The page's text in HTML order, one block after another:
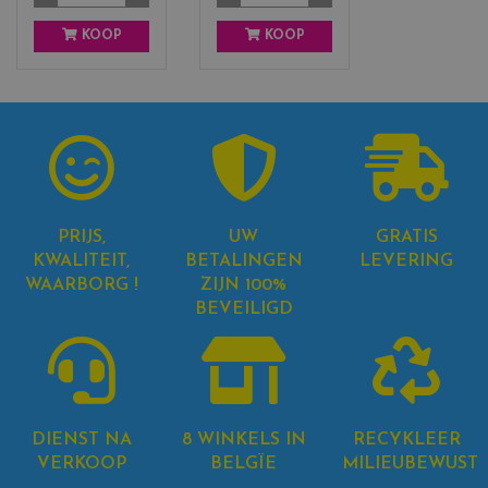
KOOP KOOP
PRIJS,
KWALITEIT,
WAARBORG !
UW
BETALINGEN
ZIJN 100%
BEVEILIGD
GRATIS
LEVERING
DIENST NA
VERKOOP
8 WINKELS IN
BELGÏE
RECYKLEER
MILIEUBEWUST